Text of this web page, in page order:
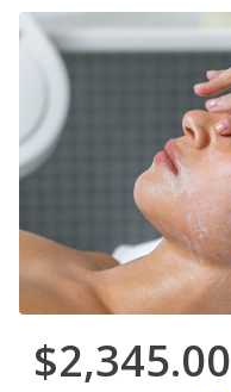
$2,345.00